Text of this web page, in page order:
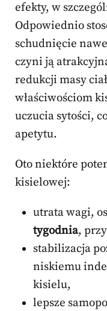
efekty, w
Odpowiednio
schudnięcie
czyni ją
redukcji masy
właściwościom
uczucia sytości,
apetytu.
Oto niektóre
kisielowej:
utrata wagi,
tygodnia,
stabilizacja
niskiemu
kisielu,
lepsze